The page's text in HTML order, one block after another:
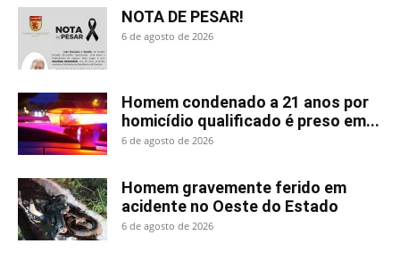
NOTA DE PESAR!
6 de agosto de 2026
Homem condenado a 21 anos por
homicídio qualificado é preso em...
6 de agosto de 2026
Homem gravemente ferido em
acidente no Oeste do Estado
6 de agosto de 2026